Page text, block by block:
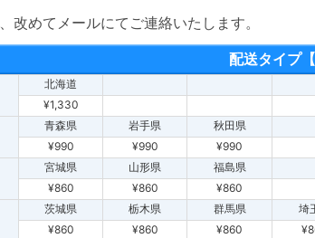
改めてメールにてご連絡いたします。
配送タイプ
北海道
¥1,330
青森県 岩手県
秋田県
¥990
¥990 ¥990
宮城県 山形県
福島県
¥860
¥860 ¥860
茨城県 栃木県 群馬県 埼
¥860
¥860 ¥860